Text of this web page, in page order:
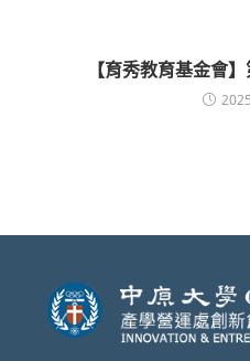
【育秀教育基金會